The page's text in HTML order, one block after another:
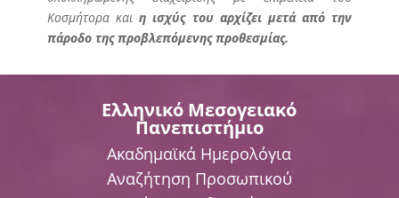
Κοσμήτορα καιη ισχύς του αρχίζει μετά από την
πάροδο της προβλεπόμενης προθεσμίας.
Ελληνικό Μεσογειακό
Πανεπιστήμιο
Ακαδημαϊκά Ημερολόγια
Αναζήτηση Προσωπικού